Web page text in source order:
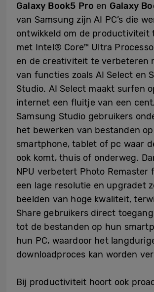
Galaxy Book5 Pro en Galaxy
van Samsung zijn AI PC’s die
ontwikkeld om de productiviteit
met Intel® Core™ Ultra
en de creativiteit te verbeteren
van functies zoals AI Select en
Studio. AI Select maakt surfen
internet een fluitje van een
Samsung Studio gebruikers
het bewerken van bestanden
smartphone, tablet of pc waar
ook komt, thuis of onderweg.
NPU verbetert Photo Remaster
een lage resolutie en upgradet
beelden van hoge kwaliteit,
Share gebruikers direct
tot de bestanden op hun
hun PC, waardoor het
downloadproces kan worden
Bij productiviteit hoort ook